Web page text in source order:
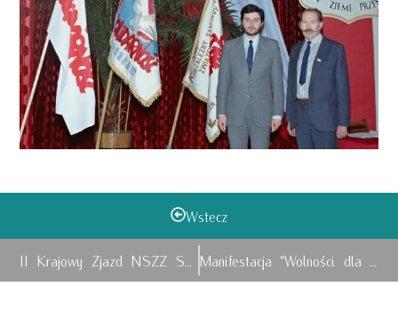
Wstecz